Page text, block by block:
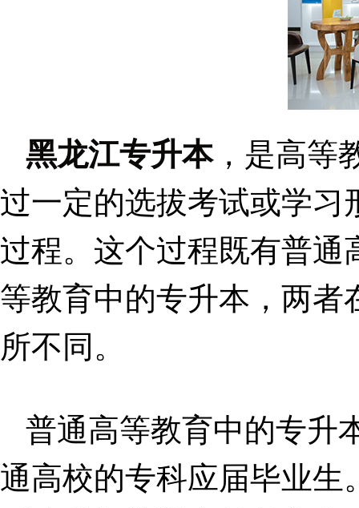
黑龙江专升本，是高等
过一定的选拔考试或学习
过程。这个过程既有普通
等教育中的专升本，两者
所不同。
普通高等教育中的专升
通高校的专科应届毕业生